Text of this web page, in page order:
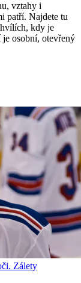
vztahy i
patří. Najdete tu
kdy je
je osobní, otevřený
Zálety